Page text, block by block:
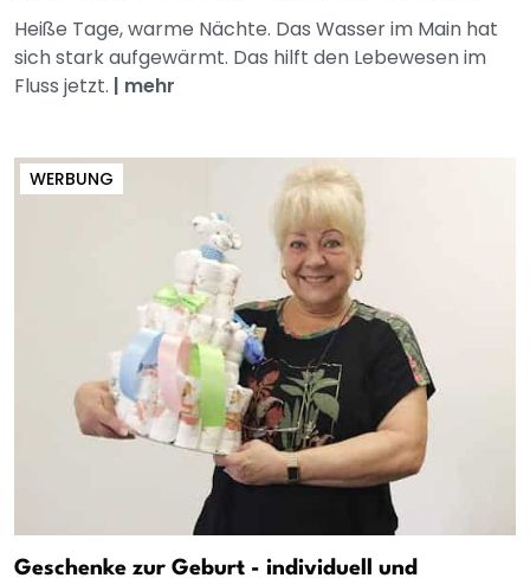
Heiße Tage, warme Nächte. Das Wasser im Main hat
sich stark aufgewärmt. Das hilft den Lebewesen im
Fluss jetzt. | mehr
WERBUNG
Geschenke zur Geburt - individuell und